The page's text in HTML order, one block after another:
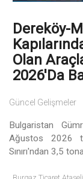
Dereköy-
Olan
2026'da
Güncel Gelişmeler
Bulgaristan
Ağustos 2026
Sınırı'ndan 3,5 tona
Burgaz Ticaret